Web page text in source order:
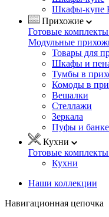
Шкафы-купе
Прихожие
Готовые
Модульные
Товары для
Шкафы и
Тумбы в
Комоды в
Вешалки
Стеллажи
Зеркала
Пуфы и
Кухни
Готовые
Кухни
Наши коллекции
Навигационная цепочка